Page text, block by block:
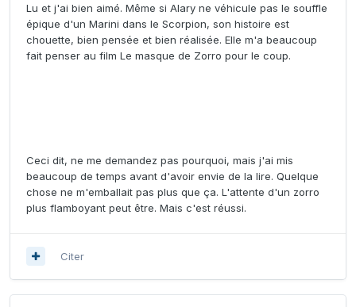
Lu et j'ai bien aimé. Même si Alary ne véhicule pas le souffle
épique d'un Marini dans le Scorpion, son histoire est
chouette, bien pensée et bien réalisée. Elle m'a beaucoup
fait penser au film Le masque de Zorro pour le coup.
Ceci dit, ne me demandez pas pourquoi, mais j'ai mis
beaucoup de temps avant d'avoir envie de la lire. Quelque
chose ne m'emballait pas plus que ça. L'attente d'un zorro
plus flamboyant peut être. Mais c'est réussi.
Citer